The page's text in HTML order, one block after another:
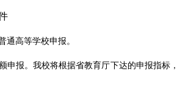
高等学校申报。
报。 我校将根据省教育厅下达的申报指标，